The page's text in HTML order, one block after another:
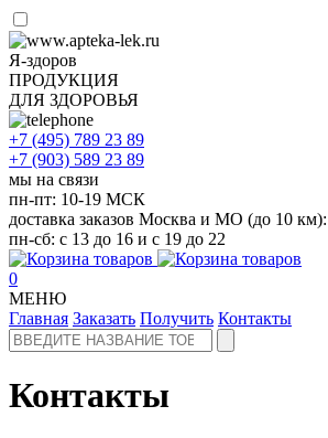
Я-здоров
ПРОДУКЦИЯ
ДЛЯ ЗДОРОВЬЯ
+7 (495) 789 23 89
+7 (903) 589 23 89
мы на связи
пн-пт: 10-19 МСК
доставка заказов Москва и МО (до 10 км):
пн-сб: с 13 до 16 и с 19 до 22
0
МЕНЮ
Главная Заказать Получить Контакты
Контакты